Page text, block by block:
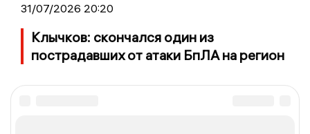
31/07/2026 20:20
Клычков: скончался один из
пострадавших от атаки БпЛА на регион